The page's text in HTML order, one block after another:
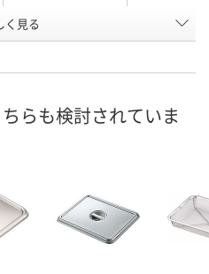
12枚取用 10枚取用
カゴへ カ
く見る
らも検討されていま